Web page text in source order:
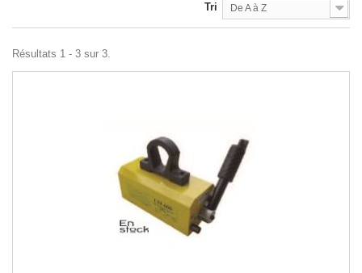
Tri De A à Z
Résultats 1 - 3 sur 3.